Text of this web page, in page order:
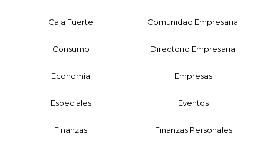
Caja Fuerte Comunidad Empresarial
Consumo Directorio Empresarial
Economía Empresas
Especiales Eventos
Finanzas Finanzas Personales